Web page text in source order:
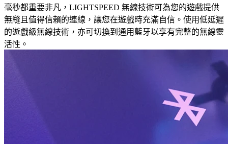
毫秒都重要非凡，LIGHTSPEED 無線技術可為您的遊戲提供
無縫且值得信賴的連線，讓您在遊戲時充滿自信。使用低延遲
的遊戲級無線技術，亦可切換到通用藍牙以享有完整的無線靈
活性。